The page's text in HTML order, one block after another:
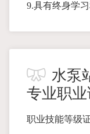
9.具有终身学
水泵
专业职业
职业技能等级